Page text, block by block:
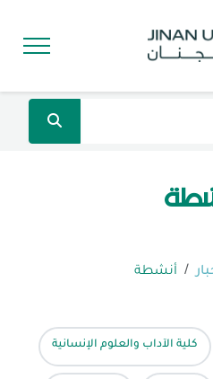
أنشطة
كلية الآداب والعلوم الإنسانية